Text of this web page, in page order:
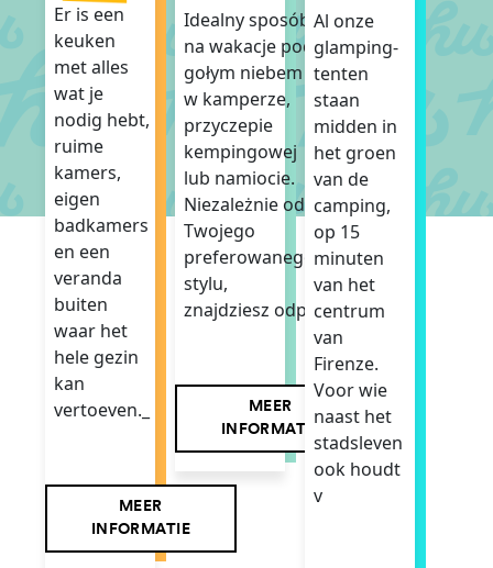
Er is een
keuken
met alles
wat je
nodig hebt,
ruime
kamers,
eigen
badkamers
en een
veranda
buiten
waar het
hele gezin
kan
vertoeven._
MEER
INFORMATIE
Idealny sposób
na wakacje pod
gołym niebem
w kamperze,
przyczepie
kempingowej
lub namiocie.
Niezależnie od
Twojego
preferowanego
stylu,
znajdziesz odp
MEER
INFORMATIE
Al onze
glamping-
tenten
staan
midden in
het groen
van de
camping,
op 15
minuten
van het
centrum
van
Firenze.
Voor wie
naast het
stadsleven
ook houdt
v